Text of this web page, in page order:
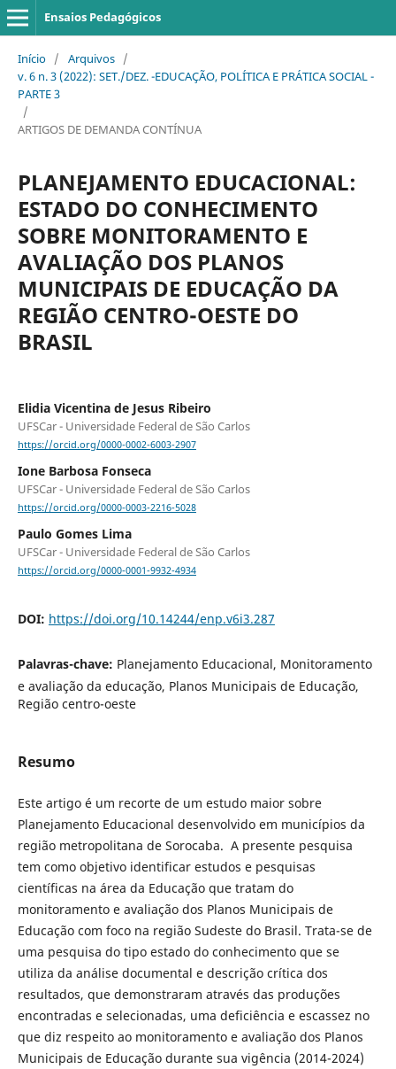
Ensaios Pedagógicos
Início / Arquivos /
v. 6 n. 3 (2022): SET./DEZ. -EDUCAÇÃO, POLÍTICA E PRÁTICA SOCIAL -
PARTE 3
/
ARTIGOS DE DEMANDA CONTÍNUA
PLANEJAMENTO EDUCACIONAL:
ESTADO DO CONHECIMENTO
SOBRE MONITORAMENTO E
AVALIAÇÃO DOS PLANOS
MUNICIPAIS DE EDUCAÇÃO DA
REGIÃO CENTRO-OESTE DO
BRASIL
Elidia Vicentina de Jesus Ribeiro
UFSCar - Universidade Federal de São Carlos
https://orcid.org/0000-0002-6003-2907
Ione Barbosa Fonseca
UFSCar - Universidade Federal de São Carlos
https://orcid.org/0000-0003-2216-5028
Paulo Gomes Lima
UFSCar - Universidade Federal de São Carlos
https://orcid.org/0000-0001-9932-4934
DOI: https://doi.org/10.14244/enp.v6i3.287
Palavras-chave: Planejamento Educacional, Monitoramento
e avaliação da educação, Planos Municipais de Educação,
Região centro-oeste
Resumo
Este artigo é um recorte de um estudo maior sobre
Planejamento Educacional desenvolvido em municípios da
região metropolitana de Sorocaba. A presente pesquisa
tem como objetivo identificar estudos e pesquisas
científicas na área da Educação que tratam do
monitoramento e avaliação dos Planos Municipais de
Educação com foco na região Sudeste do Brasil. Trata-se de
uma pesquisa do tipo estado do conhecimento que se
utiliza da análise documental e descrição crítica dos
resultados, que demonstraram através das produções
encontradas e selecionadas, uma deficiência e escassez no
que diz respeito ao monitoramento e avaliação dos Planos
Municipais de Educação durante sua vigência (2014-2024)